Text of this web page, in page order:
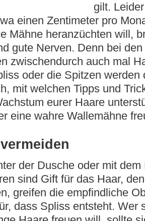
gilt.
einen Zentimeter pro
Mähne heranzüchten will,
gute Nerven. Denn bei
zwischendurch auch mal
oder die Spitzen werden
mit welchen Tipps und
eurer Haare
eine wahre Wallemähne
der Dusche oder mit dem
sind Gift für das Haar,
greifen die empfindliche
dass Spliss entsteht. Wer